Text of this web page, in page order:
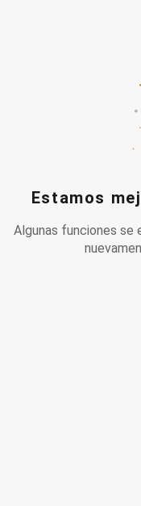
Estamos
Algunas funciones se